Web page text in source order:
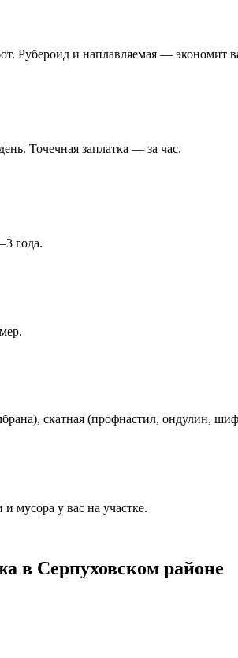
Рубероид и наплавляемая — экономит
Точечная заплатка — за час.
года.
скатная (профнастил, ондулин,
мусора у вас на участке.
в Серпуховском районе